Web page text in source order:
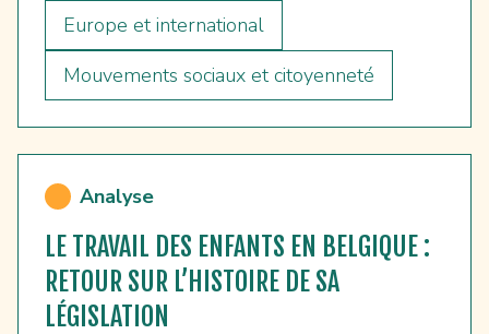
Europe et international
Mouvements sociaux et citoyenneté
Analyse
LE TRAVAIL DES ENFANTS EN BELGIQUE :
RETOUR SUR L’HISTOIRE DE SA
LÉGISLATION